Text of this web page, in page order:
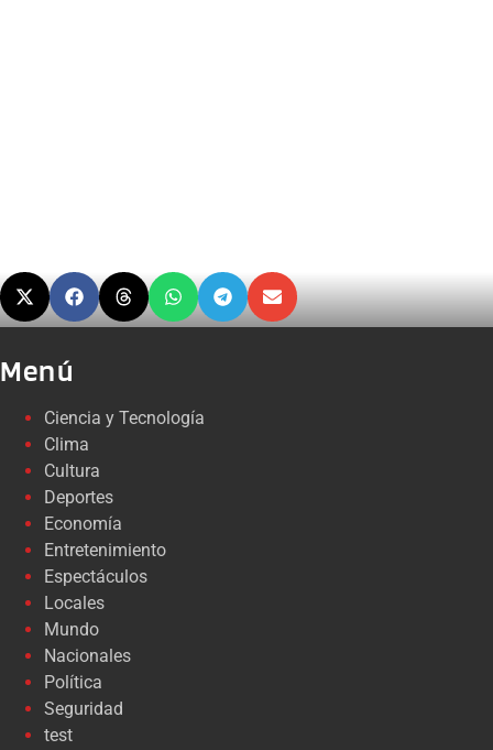
Menú
Ciencia y Tecnología
Clima
Cultura
Deportes
Economía
Entretenimiento
Espectáculos
Locales
Mundo
Nacionales
Política
Seguridad
test